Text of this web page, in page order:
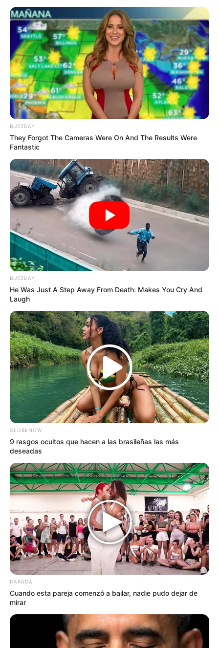
Mezcla Vaselina
con Limón y ¡Te
Sorprenderás!
BUZZDAY
They Forgot The Cameras Were On And The Results Were
Fantastic
BUZZDAY
He Was Just A Step Away From Death: Makes You Cry And
Laugh
GLOBENOW
9 rasgos ocultos que hacen a las brasileñas las más
deseadas
DARADA
Cuando esta pareja comenzó a bailar, nadie pudo dejar de
mirar